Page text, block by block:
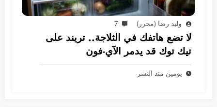
وليد رضا (محرر) 7
لا تضع هاتفك في الثلاجة.. تريند على
تيك توك قد يدمر الآي-فون
يومين منذ النشر